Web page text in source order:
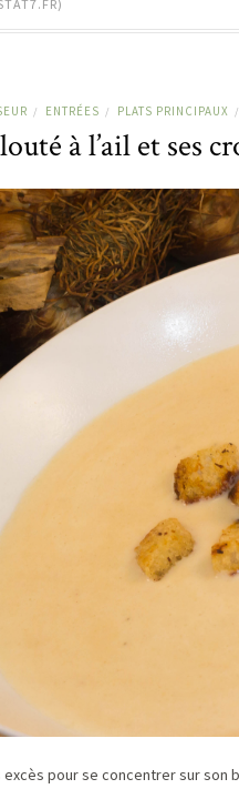
/ ENTRÉES / PLATS PRINCIPAUX /
à l’ail et ses
pour se concentrer sur son